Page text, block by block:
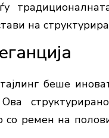
на
беше
со ремен на